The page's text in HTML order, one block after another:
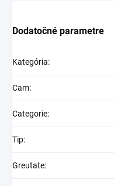
Dodatočné parametre
Kategória:
Cam:
Categorie:
Tip:
Greutate: